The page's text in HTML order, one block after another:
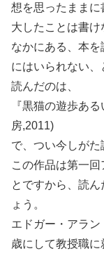
想を思ったままに
大したことは書
なかにある、本
にはいられない、
読んだのは、
『黒猫の遊歩あ
房,2011)
で、つい今しがた
この作品は第一
とですから、読
ょう。
エドガー・アラ
歳にして教授職